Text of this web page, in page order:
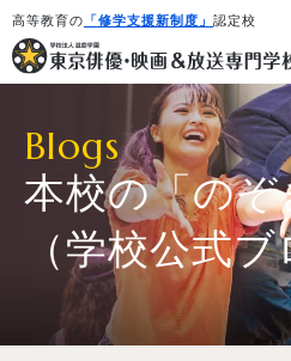
高等教育の 「修学支援新制度」 認定校
学校紹介・教育システム
Blogs
本校の「のぞ
（学校公式